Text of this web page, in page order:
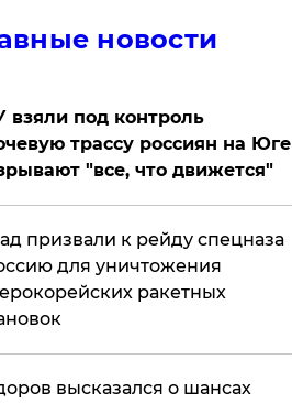
новости
взяли под контроль
трассу россиян на Юге
"все, что движется"
призвали к рейду спецназа
для уничтожения
ракетных
высказался о шансах